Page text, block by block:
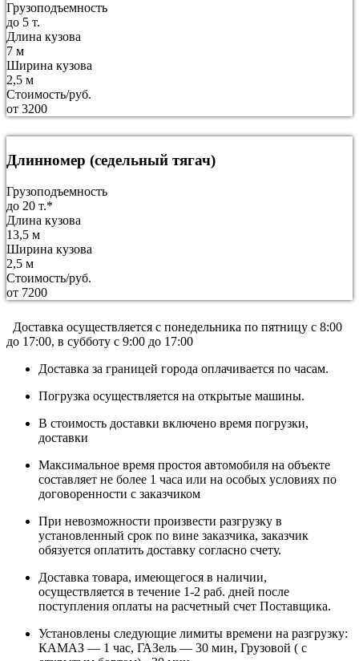
Грузоподъемность
до 5 т.
Длина кузова
7 м
Ширина кузова
2,5 м
Стоимость/руб.
от 3200
Длинномер (седельный тягач)
Грузоподъемность
до 20 т.*
Длина кузова
13,5 м
Ширина кузова
2,5 м
Стоимость/руб.
от 7200
Доставка осуществляется c понедельника по пятницу с 8:00
до 17:00, в субботу с 9:00 до 17:00
Доставка за границей города оплачивается по часам.
Погрузка осуществляется на открытые машины.
В стоимость доставки включено время погрузки,
доставки
Максимальное время простоя автомобиля на объекте
составляет не более 1 часа или на особых условиях по
договоренности с заказчиком
При невозможности произвести разгрузку в
установленный срок по вине заказчика, заказчик
обязуется оплатить доставку согласно счету.
Доставка товара, имеющегося в наличии,
осуществляется в течение 1-2 раб. дней после
поступления оплаты на расчетный счет Поставщика.
Установлены следующие лимиты времени на разгрузку:
КАМАЗ — 1 час, ГАЗель — 30 мин, Грузовой ( с